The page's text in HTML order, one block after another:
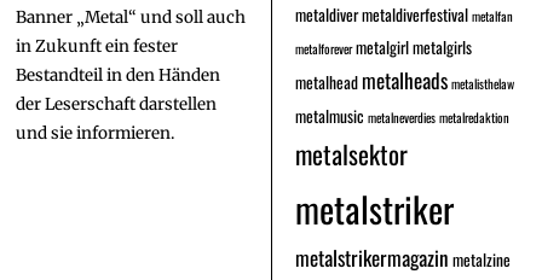
Banner „Metal“ und soll auch
in Zukunft ein fester
Bestandteil in den Händen
der Leserschaft darstellen
und sie informieren.
metaldivermetaldiverfestivalmetalfan
metalforevermetalgirlmetalgirls
metalhead metalheadsmetalisthelaw
metalmusic metalneverdiesmetalredaktion
metalsektor
metalstriker
metalstrikermagazin metalzine